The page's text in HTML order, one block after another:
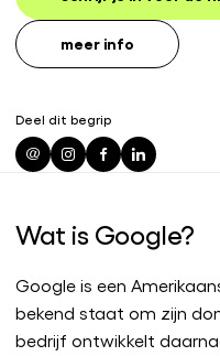
meer info
Deel dit begrip
Wat is Google?
Google is een
bekend staat om zijn
bedrijf ontwikkelt